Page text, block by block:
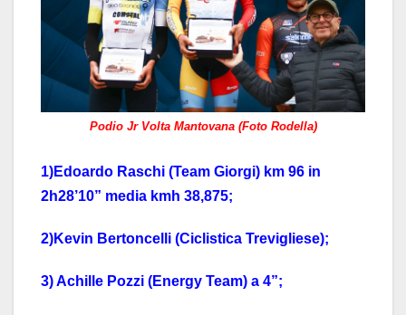
Podio Jr Volta Mantovana (Foto Rodella)
1)Edoardo Raschi (Team Giorgi) km 96 in
2h28’10” media kmh 38,875;
2)Kevin Bertoncelli (Ciclistica Trevigliese);
3) Achille Pozzi (Energy Team) a 4”;